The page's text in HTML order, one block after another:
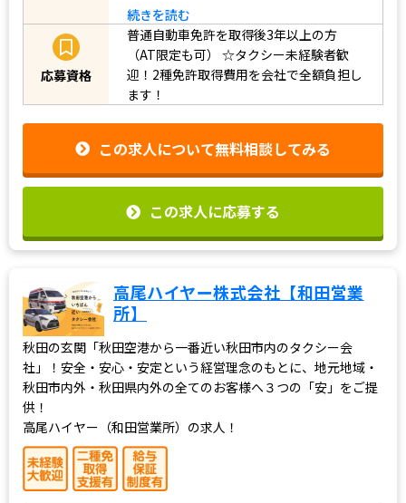
続きを読む
応募資格
普通自動車免許を取得後3年以上の方
（AT限定も可）
☆タクシー未経験者歓
迎！2種免許取得費用を会社で全額負担し
ます！
この求人について無料相談してみる
この求人に応募する
高尾ハイヤー株式会社【和田営業
所】
秋田の玄関「秋田空港から一番近い秋田市内のタクシー会
社」！安全・安心・安定という経営理念のもとに、地元地域・
秋田市内外・秋田県内外の全てのお客様へ３つの「安」をご提
供！
高尾ハイヤー（和田営業所）の求人！